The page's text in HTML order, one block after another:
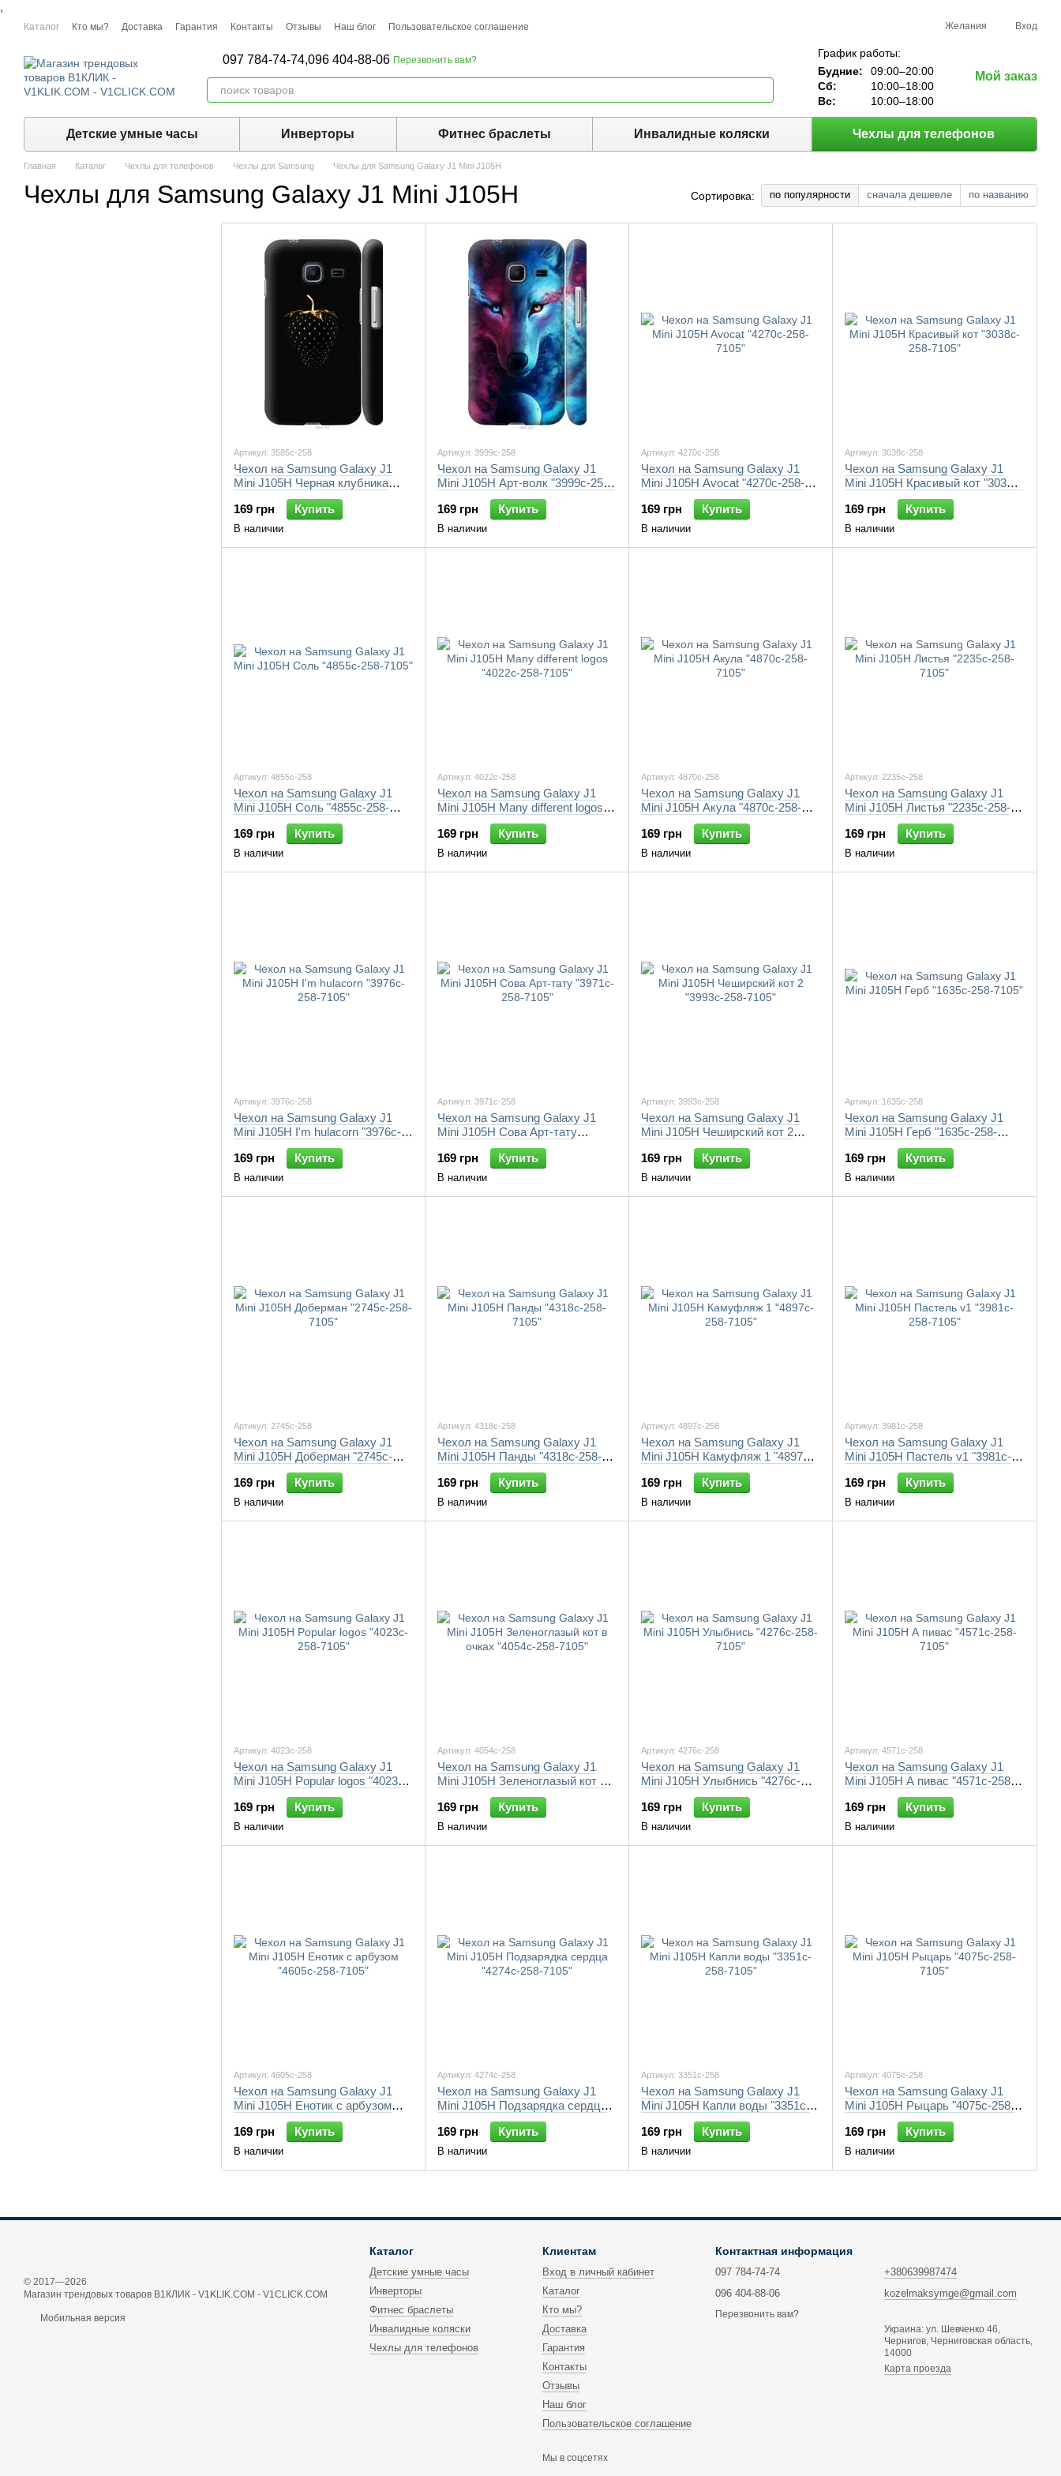
Перейти к основному контенту
Каталог Кто мы? Доставка Гарантия Контакты Отзывы Наш блог Пользовательское соглашение Желания Вход
097 784-74-74,096 404-88-06 Перезвонить вам?
График работы:
Будние:
09:00–20:00
Сб:
10:00–18:00
Вс:
10:00–18:00
Мой заказ
Детские умные часы Инверторы Фитнес браслеты Инвалидные коляски Чехлы для телефонов
Главная Каталог Чехлы для телефонов Чехлы для Samsung Чехлы для Samsung Galaxy J1 Mini J105H
Чехлы для Samsung Galaxy J1 Mini J105H Сортировка: по популярности сначала дешевле по названию
Артикул: 3585c-258
Чехол на Samsung Galaxy J1
Mini J105H Черная клубника
"3585c-258-7105"
169 грн
Купить
В наличии
Артикул: 3999c-258
Чехол на Samsung Galaxy J1
Mini J105H Арт-волк "3999c-258-
169 грн
Купить
В наличии
Артикул: 4270c-258
Чехол на Samsung Galaxy J1
Mini J105H Avocat "4270c-258-
169 грн
Купить
В наличии
Артикул: 3038c-258
Чехол на Samsung Galaxy J1
Mini J105H Красивый кот "3038c-
169 грн
Купить
В наличии
Артикул: 4855c-258
Чехол на Samsung Galaxy J1
Mini J105H Соль "4855c-258-
169 грн
Купить
В наличии
Артикул: 4022c-258
Чехол на Samsung Galaxy J1
Mini J105H Many different logos
"4022c-258-7105"
169 грн
Купить
В наличии
Артикул: 4870c-258
Чехол на Samsung Galaxy J1
Mini J105H Акула "4870c-258-
169 грн
Купить
В наличии
Артикул: 2235c-258
Чехол на Samsung Galaxy J1
Mini J105H Листья "2235c-258-
169 грн
Купить
В наличии
Артикул: 3976c-258
Чехол на Samsung Galaxy J1
Mini J105H I'm hulacorn "3976c-
169 грн
Купить
В наличии
Артикул: 3971c-258
Чехол на Samsung Galaxy J1
Mini J105H Сова Арт-тату
"3971c-258-7105"
169 грн
Купить
В наличии
Артикул: 3993c-258
Чехол на Samsung Galaxy J1
Mini J105H Чеширский кот 2
"3993c-258-7105"
169 грн
Купить
В наличии
Артикул: 1635c-258
Чехол на Samsung Galaxy J1
Mini J105H Герб "1635c-258-
169 грн
Купить
В наличии
Артикул: 2745c-258
Чехол на Samsung Galaxy J1
Mini J105H Доберман "2745c-
169 грн
Купить
В наличии
Артикул: 4318c-258
Чехол на Samsung Galaxy J1
Mini J105H Панды "4318c-258-
169 грн
Купить
В наличии
Артикул: 4897c-258
Чехол на Samsung Galaxy J1
Mini J105H Камуфляж 1 "4897c-
169 грн
Купить
В наличии
Артикул: 3981c-258
Чехол на Samsung Galaxy J1
Mini J105H Пастель v1 "3981c-
169 грн
Купить
В наличии
Артикул: 4023c-258
Чехол на Samsung Galaxy J1
Mini J105H Popular logos "4023c-
169 грн
Купить
В наличии
Артикул: 4054c-258
Чехол на Samsung Galaxy J1
Mini J105H Зеленоглазый кот в
очках "4054c-258-7105"
169 грн
Купить
В наличии
Артикул: 4276c-258
Чехол на Samsung Galaxy J1
Mini J105H Улыбнись "4276c-
169 грн
Купить
В наличии
Артикул: 4571c-258
Чехол на Samsung Galaxy J1
Mini J105H А пивас "4571c-258-
169 грн
Купить
В наличии
Артикул: 4605c-258
Чехол на Samsung Galaxy J1
Mini J105H Енотик с арбузом
"4605c-258-7105"
169 грн
Купить
В наличии
Артикул: 4274c-258
Чехол на Samsung Galaxy J1
Mini J105H Подзарядка сердца
"4274c-258-7105"
169 грн
Купить
В наличии
Артикул: 3351c-258
Чехол на Samsung Galaxy J1
Mini J105H Капли воды "3351c-
169 грн
Купить
В наличии
Артикул: 4075c-258
Чехол на Samsung Galaxy J1
Mini J105H Рыцарь "4075c-258-
169 грн
Купить
В наличии
© 2017—2026
Магазин трендовых товаров В1КЛИК - V1KLIK.COM - V1CLICK.COM
Мобильная версия
Каталог
Детские умные часы
Инверторы
Фитнес браслеты
Инвалидные коляски
Чехлы для телефонов
Клиентам
Вход в личный кабинет
Каталог
Кто мы?
Доставка
Гарантия
Контакты
Отзывы
Наш блог
Пользовательское соглашение
Мы в соцсетях
Контактная информация
097 784-74-74
096 404-88-06
Перезвонить вам?
+380639987474
kozelmaksymge@gmail.com
Украина: ул. Шевченко 46,
Чернигов, Черниговская область,
14000
Карта проезда